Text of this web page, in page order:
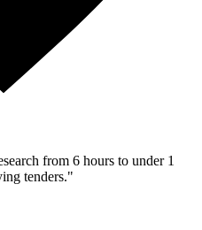
from 6 hours to under 1
tenders."